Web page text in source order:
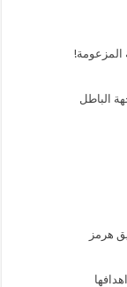
المزعومة!
الباطل
هرمز